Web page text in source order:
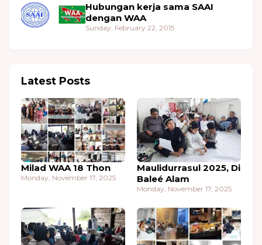
Hubungan kerja sama SAAI
dengan WAA
Sunday, February 22, 2015
Latest Posts
Milad WAA 18 Thon
Monday, November 17, 2025
Maulidurrasul 2025, Di
Baleé Alam
Monday, November 17, 2025